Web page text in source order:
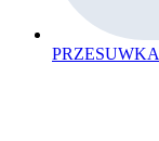
PRZESUWKA